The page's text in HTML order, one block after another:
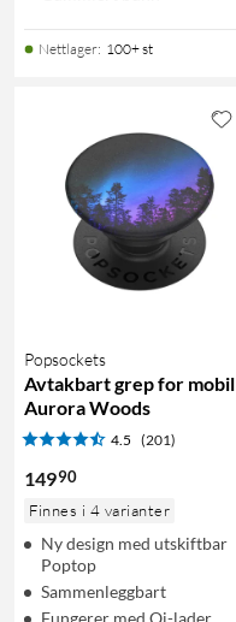
Nettlager: 100+ st
Popsockets
Avtakbart grep for mobil
Aurora Woods
4.5 (201)
14990
Finnes i 4 varianter
Ny design med utskiftbar
Poptop
Sammenleggbart
Fungerer med Qi-lader